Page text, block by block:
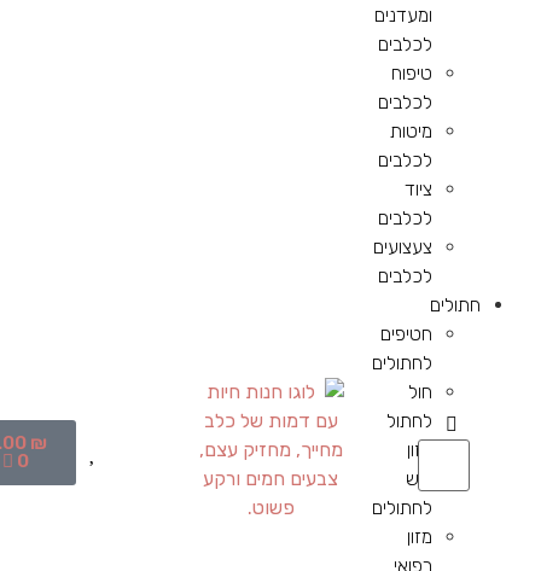
ומעדנים
לכלבים
טיפוח
לכלבים
מיטות
לכלבים
ציוד
לכלבים
צעצועים
לכלבים
חתולים
חטיפים
לחתולים
חול
לחתול
מזון
יבש
לחתולים
מזון
רפואי
₪
0